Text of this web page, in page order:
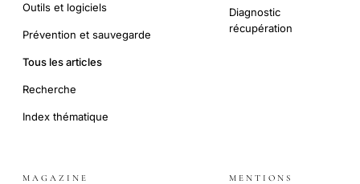
Outils et logiciels
Prévention et sauvegarde
Tous les articles
Recherche
Index thématique
Diagnostic
récupération
MAGAZINE MENTIONS